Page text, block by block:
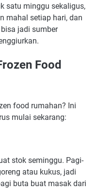
satu minggu sekaligus,
mahal setiap hari, dan
jadi sumber
Food
food rumahan? Ini
mulai sekarang:
stok seminggu. Pagi-
atau kukus, jadi
buta buat masak dari